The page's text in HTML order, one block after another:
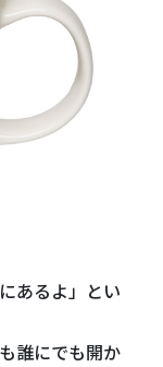
あるよ」とい
誰にでも開か